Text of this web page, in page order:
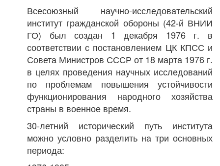
Всесоюзный научно-исследовательский
институт гражданской обороны (42-й ВНИИ
ГО) был создан 1 декабря 1976 г. в
соответствии с постановлением ЦК КПСС и
Совета Министров СССР от 18 марта 1976 г.
в целях проведения научных исследований
по проблемам повышения устойчивости
функционирования народного хозяйства
страны в военное время.
30-летний исторический путь института
можно условно разделить на три основных
периода: